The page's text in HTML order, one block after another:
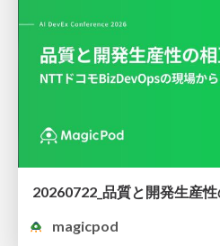
20260722_品質と開発生産
magicpod